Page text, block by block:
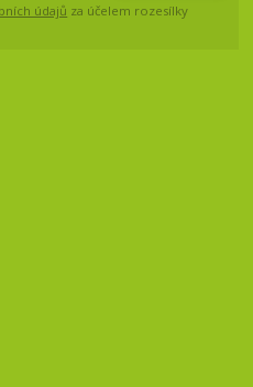
údajů za účelem rozesílky